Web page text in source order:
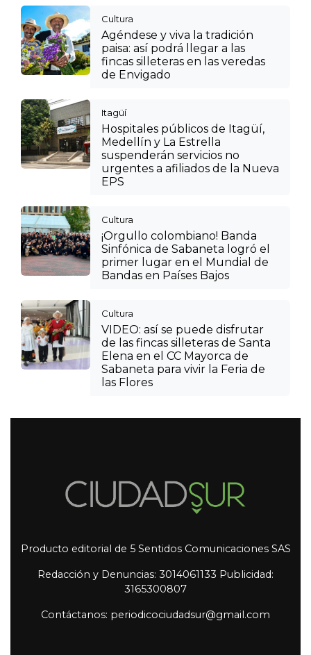
Cultura
Agéndese y viva la tradición
paisa: así podrá llegar a las
fincas silleteras en las veredas
de Envigado
Itagüí
Hospitales públicos de Itagüí,
Medellín y La Estrella
suspenderán servicios no
urgentes a afiliados de la Nueva
EPS
Cultura
¡Orgullo colombiano! Banda
Sinfónica de Sabaneta logró el
primer lugar en el Mundial de
Bandas en Países Bajos
Cultura
VIDEO: así se puede disfrutar
de las fincas silleteras de Santa
Elena en el CC Mayorca de
Sabaneta para vivir la Feria de
las Flores
Producto editorial de 5 Sentidos Comunicaciones SAS
Redacción y Denuncias: 3014061133 Publicidad:
3165300807
Contáctanos: periodicociudadsur@gmail.com